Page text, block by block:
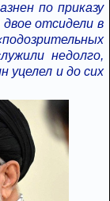
по приказу
отсидели в
недолго,
уцелел и до сих